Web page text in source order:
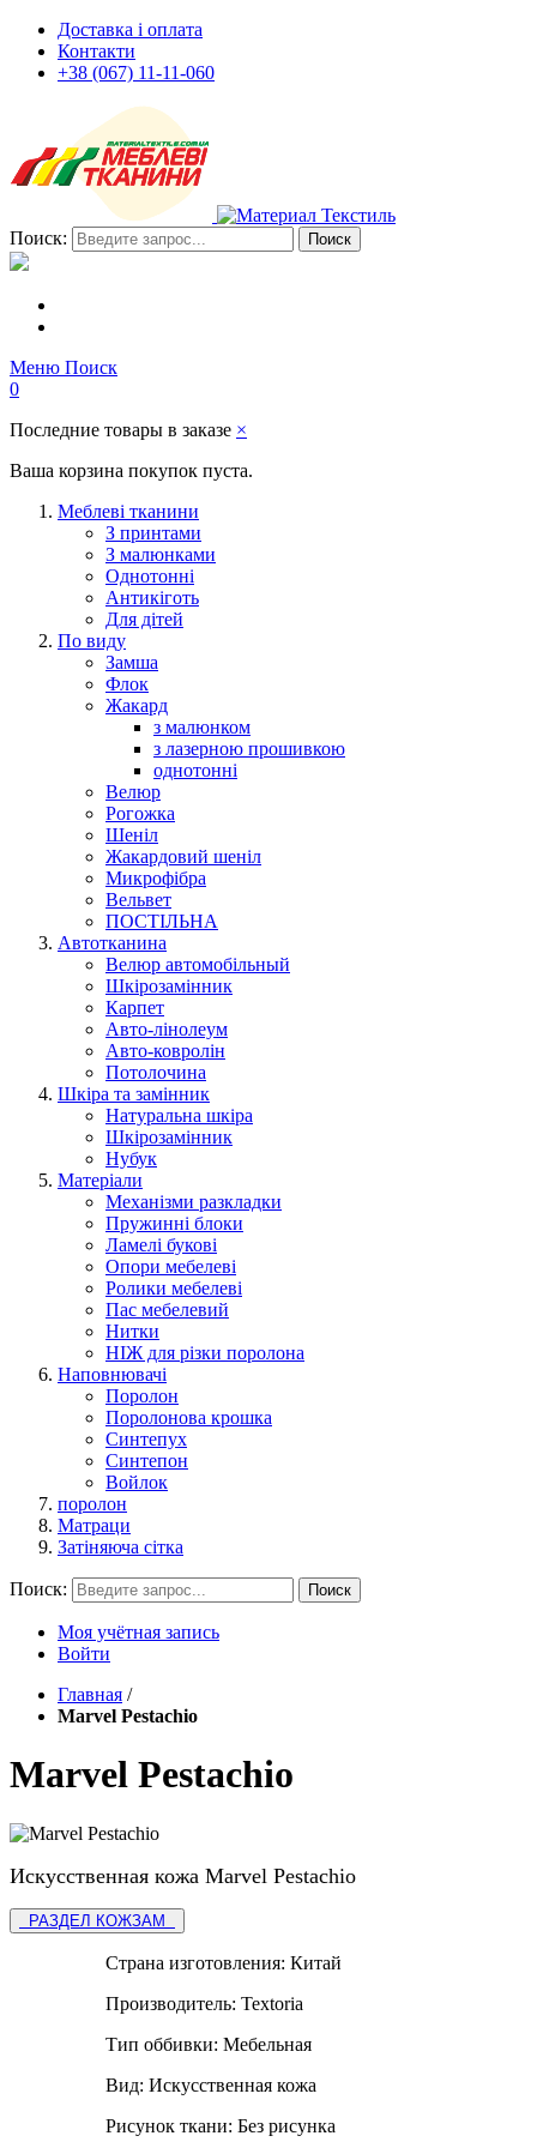
Доставка і оплата
Контакти
+38 (067) 11-11-060
Поиск: Поиск
Меню Поиск
0
Последние товары в заказе ×
Ваша корзина покупок пуста.
Меблеві тканини
З принтами
З малюнками
Однотонні
Антикіготь
Для дітей
По виду
Замша
Флок
Жакард
з малюнком
з лазерною прошивкою
однотонні
Велюр
Рогожка
Шеніл
Жакардовий шеніл
Микрофібра
Вельвет
ПОСТІЛЬНА
Автотканина
Велюр автомобільный
Шкірозамінник
Карпет
Авто-лінолеум
Авто-ковролін
Потолочина
Шкіра та замінник
Натуральна шкіра
Шкірозамінник
Нубук
Матеріали
Механізми разкладки
Пружинні блоки
Ламелі букові
Опори мебелеві
Ролики мебелеві
Пас мебелевий
Нитки
НІЖ для різки поролона
Наповнювачі
Поролон
Поролонова крошка
Синтепух
Синтепон
Войлок
поролон
Матраци
Затіняюча сітка
Поиск: Поиск
Моя учётная запись
Войти
Главная /
Marvel Pestachio
Marvel Pestachio
Искусственная кожа Marvel Pestachio
РАЗДЕЛ КОЖЗАМ
Страна изготовления: Китай
Производитель: Textoria
Тип оббивки: Мебельная
Вид: Искусственная кожа
Рисунок ткани: Без рисунка